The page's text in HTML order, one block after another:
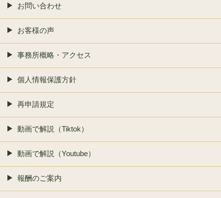
お問い合わせ
お客様の声
事務所概略・アクセス
個人情報保護方針
再申請規定
動画で解説（Tiktok）
動画で解説（Youtube）
報酬のご案内